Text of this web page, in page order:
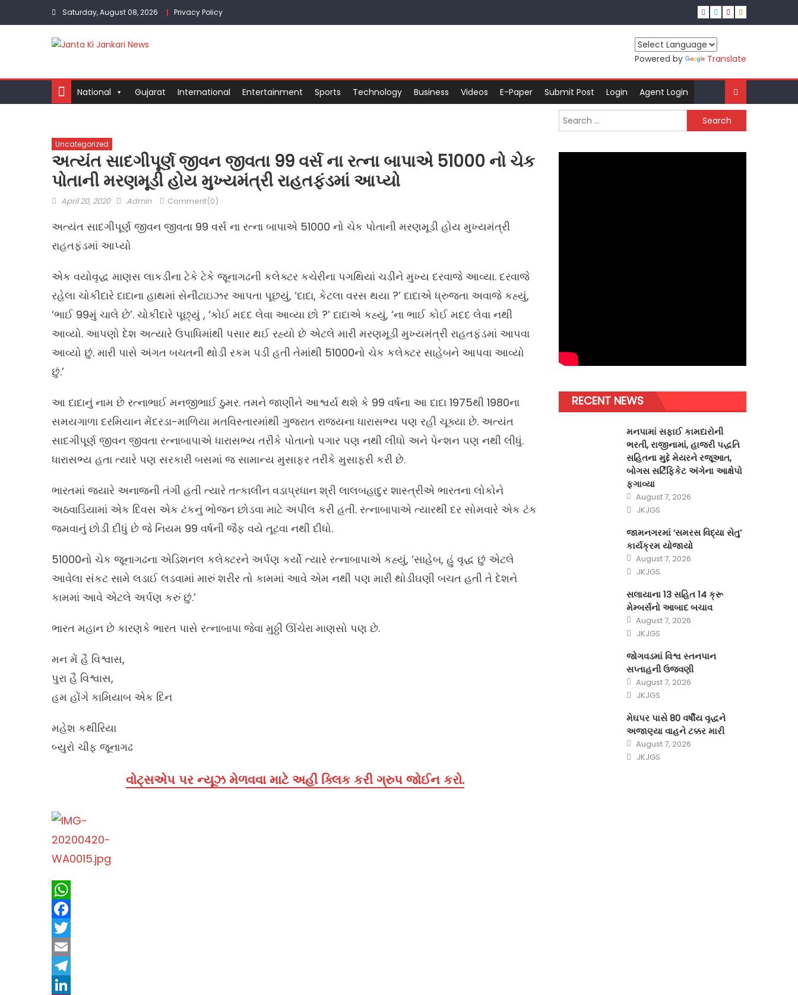
Saturday, August 08, 2026 Privacy Policy
Powered by Translate
National Gujarat International Entertainment Sports Technology Business Videos E-Paper Submit Post Login Agent Login
Uncategorized
અત્યંત સાદગીપૂર્ણ જીવન જીવતા 99 વર્સ ના રત્ના બાપાએ 51000 નો ચેક
પોતાની મરણમૂડી હોય મુખ્યમંત્રી રાહતફંડમાં આપ્યો
Posted
April 20, 2020 Author
Admin Comment(0)
અત્યંત સાદગીપૂર્ણ જીવન જીવતા 99 વર્સ ના રત્ના બાપાએ 51000 નો ચેક પોતાની મરણમૂડી હોય મુખ્યમંત્રી
રાહતફંડમાં આપ્યો
એક વયોવૃદ્ધ માણસ લાકડીના ટેકે ટેકે જૂનાગઢની કલેક્ટર કચેરીના પગથિયાં ચડીને મુખ્ય દરવાજે આવ્યા. દરવાજે
રહેલા ચોકીદારે દાદાના હાથમાં સેનીટાઇઝર આપતા પૂછયું, ‘દાદા, કેટલા વરસ થયા ?’ દાદાએ ધ્રુજતા અવાજે કહ્યું,
‘ભાઈ 99મું ચાલે છે’. ચોકીદારે પૂછ્યું , ‘કોઈ મદદ લેવા આવ્યા છો ?’ દાદાએ કહ્યું, ‘ના ભાઈ કોઈ મદદ લેવા નથી
આવ્યો. આપણો દેશ અત્યારે ઉપાધિમાંથી પસાર થઈ રહ્યો છે એટલે મારી મરણમૂડી મુખ્યમંત્રી રાહતફંડમાં આપવા
આવ્યો છું. મારી પાસે અંગત બચતની થોડી રકમ પડી હતી તેમાંથી 51000નો ચેક કલેક્ટર સાહેબને આપવા આવ્યો
છું.’
આ દાદાનું નામ છે રત્નાભાઈ મનજીભાઈ ઠુમર. તમને જાણીને આશ્વર્ય થશે કે 99 વર્ષના આ દાદા 1975થી 1980ના
સમયગાળા દરમિયાન મેંદરડા-માળિયા મતવિસ્તારમાંથી ગુજરાત રાજ્યના ધારાસભ્ય પણ રહી ચૂક્યા છે. અત્યંત
સાદગીપૂર્ણ જીવન જીવતા રત્નાબાપાએ ધારાસભ્ય તરીકે પોતાનો પગાર પણ નથી લીધો અને પેન્શન પણ નથી લીધું.
ધારાસભ્ય હતા ત્યારે પણ સરકારી બસમાં જ સામાન્ય મુસાફર તરીકે મુસાફરી કરી છે.
ભારતમાં જ્યારે અનાજની તંગી હતી ત્યારે તત્કાલીન વડાપ્રધાન શ્રી લાલબહાદુર શાસ્ત્રીએ ભારતના લોકોને
અઠવાડિયામાં એક દિવસ એક ટંકનું ભોજન છોડવા માટે અપીલ કરી હતી. રત્નાબાપાએ ત્યારથી દર સોમવારે એક ટંક
જમવાનું છોડી દીધું છે જે નિયમ 99 વર્ષની જૈફ વયે તૂટવા નથી દીધો.
51000નો ચેક જૂનાગઢના એડિશનલ કલેક્ટરને અર્પણ કર્યો ત્યારે રત્નાબાપાએ કહ્યું, ‘સાહેબ, હું વૃદ્ધ છું એટલે
આવેલા સંકટ સામે લડાઈ લડવામાં મારું શરીર તો કામમાં આવે એમ નથી પણ મારી થોડીઘણી બચત હતી તે દેશને
કામમાં આવે એટલે અર્પણ કરું છું.’
ભારત મહાન છે કારણકે ભારત પાસે રત્નાબાપા જેવા મુઠ્ઠી ઊંચેરા માણસો પણ છે.
મન મેં હૈ વિશ્વાસ,
પુરા હૈ વિશ્વાસ,
હમ હોંગે કામિયાબ એક દિન
મહેશ કથીરિયા
બ્યુરો ચીફ જૂનાગઢ
વોટ્સએપ પર ન્યૂઝ મેળવવા માટે અહીં ક્લિક કરી ગ્રુપ જોઈન કરો.
WhatsApp
Facebook
Twitter
Email
Telegram
Search
for:
RECENT NEWS
મનપામાં સફાઈ કામદારોની
ભરતી, રાજીનામાં, હાજરી પદ્ધતિ
સહિતના મુદ્દે મેયરને રજૂઆત,
બોગસ સર્ટિફિકેટ અંગેના આક્ષેપો
ફગાવ્યા
Posted
on
August 7, 2026
Author
JKJGS
જામનગરમાં ‘સમરસ વિદ્યા સેતુ’
કાર્યક્રમ યોજાયો
Posted
on
August 7, 2026
Author
JKJGS
સલાયાના 13 સહિત 14 ક્રૂ
મેમ્બર્સનો આબાદ બચાવ‎
Posted
on
August 7, 2026
Author
JKJGS
જોગવડમાં વિશ્વ સ્તનપાન
સપ્તાહની ઉજવણી
Posted
on
August 7, 2026
Author
JKJGS
મેઘપર પાસે 80 વર્ષીય વૃદ્ધને
અજાણ્યા વાહને ટક્કર મારી
Posted
on
August 7, 2026
Author
JKJGS